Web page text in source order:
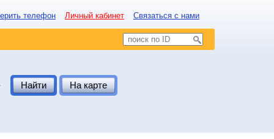
телефон Личный кабинет Связаться с нами
Найти На карте